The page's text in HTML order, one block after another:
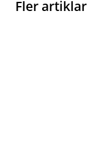
Fler artiklar